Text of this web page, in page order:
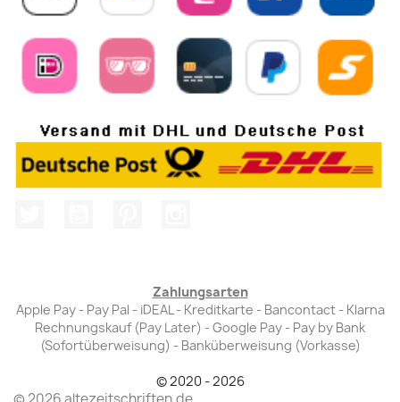
Zahlungsarten
Apple Pay - Pay Pal - iDEAL - Kreditkarte - Bancontact - Klarna
Rechnungskauf (Pay Later) - Google Pay - Pay by Bank
(Sofortüberweisung) - Banküberweisung (Vorkasse)
© 2020 - 2026